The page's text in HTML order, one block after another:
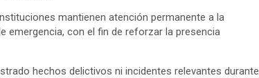
mantienen atención permanente a la
emergencia, con el fin de reforzar la presencia
hechos delictivos ni incidentes relevantes durante